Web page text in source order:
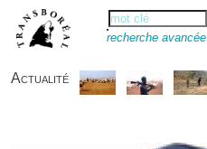
recherche avancée
Actualité